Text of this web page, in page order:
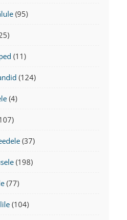
(95)
(11)
(124)
(4)
(37)
(198)
(77)
(104)